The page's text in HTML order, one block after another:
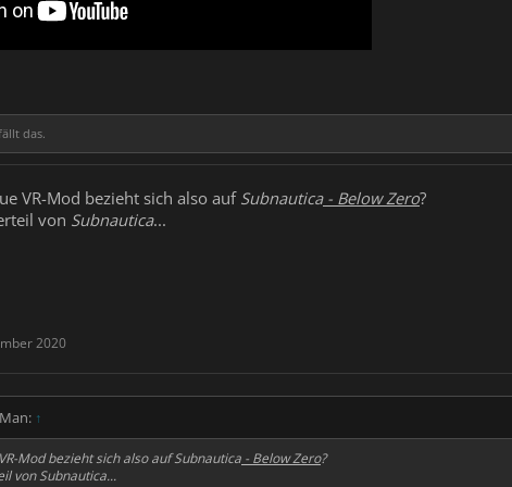
das.
VR-Mod bezieht sich also aufSubnautica- Below Zero?
von Subnautica...
2020
↑
Mod bezieht sich also aufSubnautica - Below Zero?
vonSubnautica...